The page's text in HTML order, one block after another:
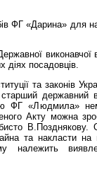
ФГ «Дарина» для
виконавчої
діях посадовців.
та законів
ФГ «Людмила»
Акту можна
В.Позднякову.
та накласти
належить